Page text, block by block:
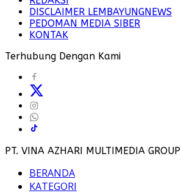
DISCLAIMER LEMBAYUNGNEWS
PEDOMAN MEDIA SIBER
KONTAK
Terhubung Dengan Kami
PT. VINA AZHARI MULTIMEDIA GROUP
BERANDA
KATEGORI